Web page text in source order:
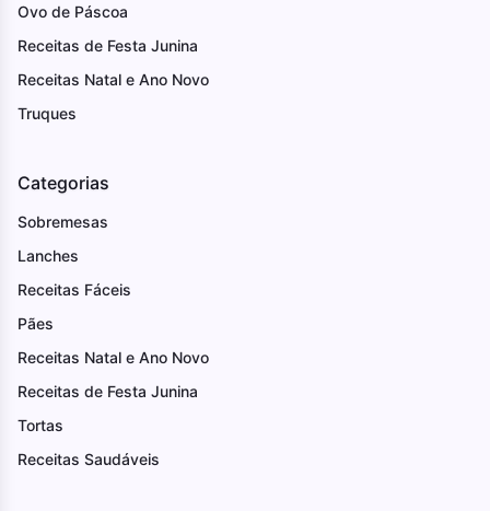
Ovo de Páscoa
Receitas de Festa Junina
Receitas Natal e Ano Novo
Truques
Categorias
Sobremesas
Lanches
Receitas Fáceis
Pães
Receitas Natal e Ano Novo
Receitas de Festa Junina
Tortas
Receitas Saudáveis